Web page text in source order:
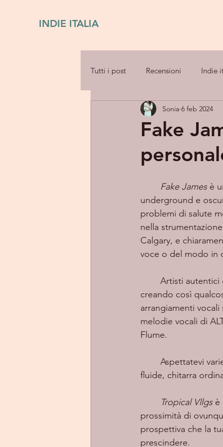
INDIE ITALIA
Tutti i post Recensioni Indie
Fake
Sonia 6 feb 2024
Fake James è
underground e
problemi di salute
nella
Calgary, e
voce o del modo in
Artisti
creando così
arrangiamenti
melodie vocali di
Flume.
fluide, chitarra
Tropical Vllgs è
prossimità di
prospettiva che la
prescindere.